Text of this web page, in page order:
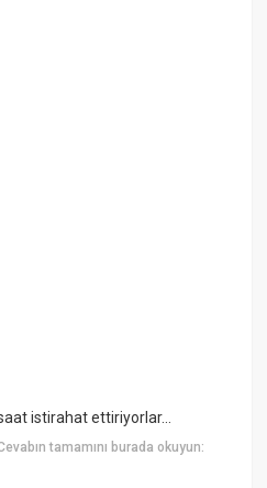
istirahat ettiriyorlar...
tamamını burada okuyun: